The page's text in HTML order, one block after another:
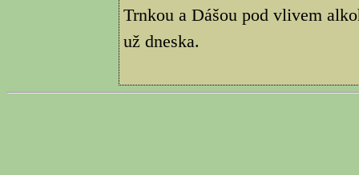
Trnkou a Dášou pod vlivem
už dneska.